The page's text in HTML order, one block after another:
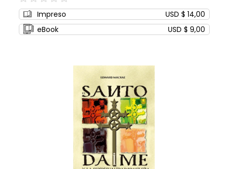
0%
Impreso
USD $ 14,00
eBook
USD $ 9,00